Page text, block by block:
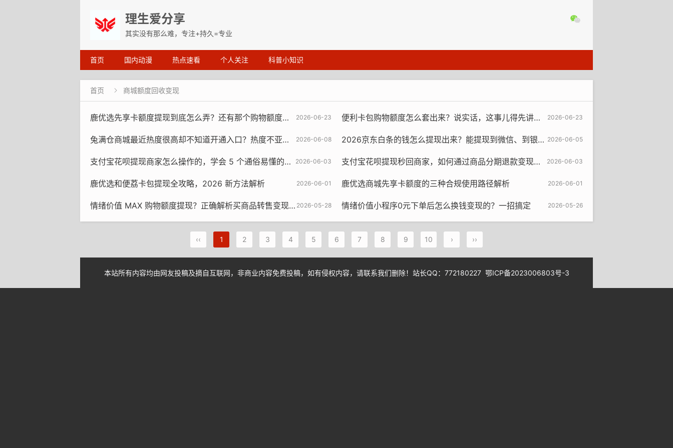
理生爱分享
其实没有那么难，专注+持久=专业
首页 国内动漫 热点速看 个人关注 科普小知识
首页  商城额度回收变现
2026-06-23
鹿优选先享卡额度提现到底怎么弄？还有那个购物额度变现……我跟你捋一捋 2026-06-23
便利卡包购物额度怎么套出来？说实话，这事儿得先讲清楚
2026-06-08
兔满仓商城最近热度很高却不知道开通入口？热度不亚于当初的羊小咩便荔卡包，带你过了一遍，一看就懂 2026-06-05
2026京东白条的钱怎么提现出来？能提现到微信、到银行卡的步骤图
2026-06-03
支付宝花呗提现商家怎么操作的，学会 5 个通俗易懂的方法你也会！ 2026-06-03
支付宝花呗提现秒回商家，如何通过商品分期退款变现的，我们看看操作过程！
2026-06-01
鹿优选和便荔卡包提现全攻略，2026 新方法解析 2026-06-01
鹿优选商城先享卡额度的三种合规使用路径解析
2026-05-28
情绪价值 MAX 购物额度提现？正确解析买商品转售变现垫付秒回逻辑 2026-05-26
情绪价值小程序0元下单后怎么换钱变现的？一招搞定
‹‹ 1 2 3 4 5 6 7 8 9 10 › ››
本站所有内容均由网友投稿及摘自互联网，非商业内容免费投稿，如有侵权内容，请联系我们删除！站长QQ：772180227 鄂ICP备2023006803号-3